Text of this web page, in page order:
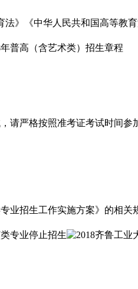
》《中华人民共和国高等教
请严格按照准考证考试时间参
业招生工作实施方案》的相